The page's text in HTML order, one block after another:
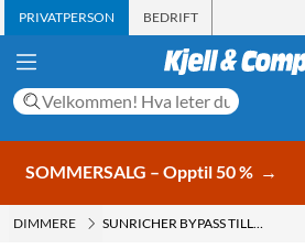
PRIVATPERSON BEDRIFT
SOMMERSALG – Opptil 50 % →
DIMMERE SUNRICHER BYPASS TILLEGGSENHET TIL DIMMER OG BRYTER